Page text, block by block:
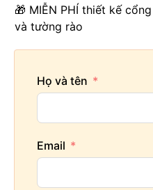
🎁 MIỄN PHÍ thiết kế cổng
và tường rào
Họ và tên
Email